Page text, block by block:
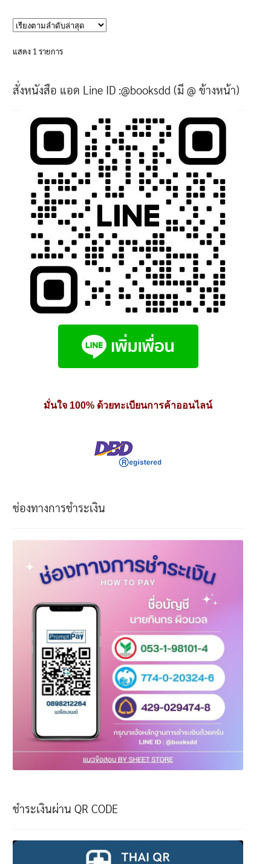
may
chosen
on
the
product
page
แสดง 1 รายการ
สั่งหนังสือ แอด Line ID :@booksdd (มี @ ข้างหน้า)
มั่นใจ 100% ด้วยทะเบียนการค้าออนไลน์
ช่องทางการชำระเงิน
ชำระเงินผ่าน QR CODE